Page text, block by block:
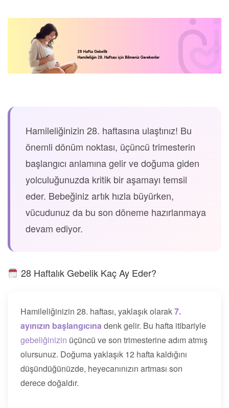
Hamileliğinizin 28. haftasına ulaştınız! Bu
önemli dönüm noktası, üçüncü trimesterin
başlangıcı anlamına gelir ve doğuma giden
yolculuğunuzda kritik bir aşamayı temsil
eder. Bebeğiniz artık hızla büyürken,
vücudunuz da bu son döneme hazırlanmaya
devam ediyor.
28 Haftalık Gebelik Kaç Ay Eder?
Hamileliğinizin 28. haftası, yaklaşık olarak7.
ayınızın başlangıcınadenk gelir. Bu hafta itibariyle
gebeliğinizin üçüncü ve son trimesterine adım atmış
olursunuz. Doğuma yaklaşık 12 hafta kaldığını
düşündüğünüzde, heyecanınızın artması son
derece doğaldır.